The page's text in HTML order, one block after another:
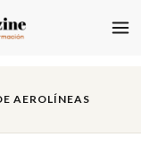
AEROLÍNEAS